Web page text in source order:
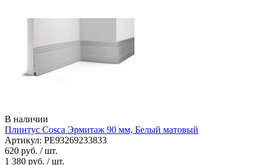
В наличии
Плинтус Cosca Эрмитаж 90 мм, Белый матовый
Артикул: PE93269233833
620 руб. / шт.
1 380 руб. / шт.